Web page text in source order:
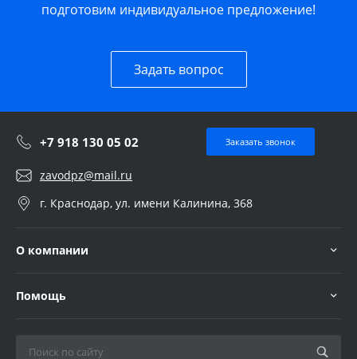
подготовим индивидуальное предложение!
Задать вопрос
+7 918 130 05 02 Заказать звонок
zavodpz@mail.ru
г. Краснодар, ул. имени Калинина, 368
О компании
Помощь